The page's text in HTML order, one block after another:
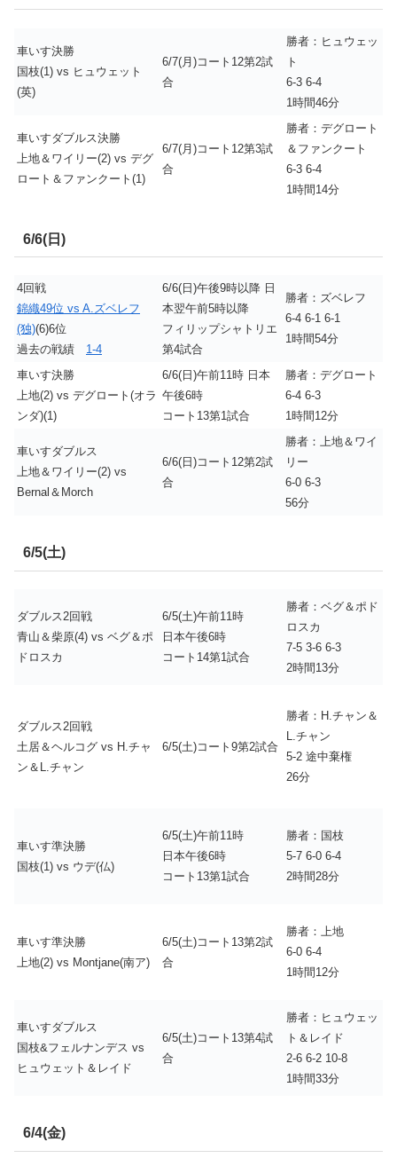
車いす決勝
国枝(1) vs ヒュウェット
(英)
6/7(月)コート12第2試
合
勝者：ヒュウェッ
ト
6-3 6-4
1時間46分
車いすダブルス決勝
上地＆ワイリー(2) vs デグ
ロート＆ファンクート(1)
6/7(月)コート12第3試
合
勝者：デグロート
＆ファンクート
6-3 6-4
1時間14分
6/6(日)
4回戦
錦織49位 vs A.ズベレフ
(独)(6)6位
過去の戦績 1-4
6/6(日)午後9時以降 日
本翌午前5時以降
フィリップシャトリエ
第4試合
勝者：ズベレフ
6-4 6-1 6-1
1時間54分
車いす決勝
上地(2) vs デグロート(オラ
ンダ)(1)
6/6(日)午前11時 日本
午後6時
コート13第1試合
勝者：デグロート
6-4 6-3
1時間12分
車いすダブルス
上地＆ワイリー(2) vs
Bernal＆Morch
6/6(日)コート12第2試
合
勝者：上地＆ワイ
リー
6-0 6-3
56分
6/5(土)
ダブルス2回戦
青山＆柴原(4) vs ベグ＆ポ
ドロスカ
6/5(土)午前11時
日本午後6時
コート14第1試合
勝者：ベグ＆ポド
ロスカ
7-5 3-6 6-3
2時間13分
ダブルス2回戦
土居＆ヘルコグ vs H.チャ
ン＆L.チャン
6/5(土)コート9第2試合
勝者：H.チャン＆
L.チャン
5-2 途中棄権
26分
車いす準決勝
国枝(1) vs ウデ(仏)
6/5(土)午前11時
日本午後6時
コート13第1試合
勝者：国枝
5-7 6-0 6-4
2時間28分
車いす準決勝
上地(2) vs Montjane(南ア)
6/5(土)コート13第2試
合
勝者：上地
6-0 6-4
1時間12分
車いすダブルス
国枝&フェルナンデス vs
ヒュウェット＆レイド
6/5(土)コート13第4試
合
勝者：ヒュウェッ
ト＆レイド
2-6 6-2 10-8
1時間33分
6/4(金)